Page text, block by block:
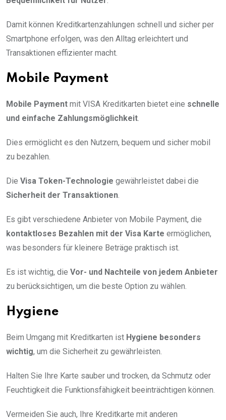
Damit können Kreditkartenzahlungen schnell und sicher per
Smartphone erfolgen, was den Alltag erleichtert und
Transaktionen effizienter macht.
Mobile Payment
Mobile Payment mit VISA Kreditkarten bietet eine schnelle
und einfache Zahlungsmöglichkeit.
Dies ermöglicht es den Nutzern, bequem und sicher mobil
zu bezahlen.
Die Visa Token-Technologie gewährleistet dabei die
Sicherheit der Transaktionen.
Es gibt verschiedene Anbieter von Mobile Payment, die
kontaktloses Bezahlen mit der Visa Karte ermöglichen,
was besonders für kleinere Beträge praktisch ist.
Es ist wichtig, die Vor- und Nachteile von jedem Anbieter
zu berücksichtigen, um die beste Option zu wählen.
Hygiene
Beim Umgang mit Kreditkarten ist Hygiene besonders
wichtig, um die Sicherheit zu gewährleisten.
Halten Sie Ihre Karte sauber und trocken, da Schmutz oder
Feuchtigkeit die Funktionsfähigkeit beeinträchtigen können.
Vermeiden Sie auch, Ihre Kreditkarte mit anderen